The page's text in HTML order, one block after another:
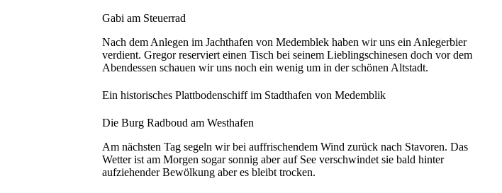
Gabi am Steuerrad
Nach dem Anlegen im Jachthafen von Medemblek haben wir uns ein Anlegerbier
verdient. Gregor reserviert einen Tisch bei seinem Lieblingschinesen doch vor dem
Abendessen schauen wir uns noch ein wenig um in der schönen Altstadt.
Ein historisches Plattbodenschiff im Stadthafen von Medemblik
Die Burg Radboud am Westhafen
Am nächsten Tag segeln wir bei auffrischendem Wind zurück nach Stavoren. Das
Wetter ist am Morgen sogar sonnig aber auf See verschwindet sie bald hinter
aufziehender Bewölkung aber es bleibt trocken.